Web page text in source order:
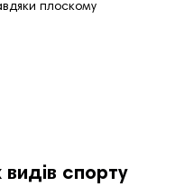
плоскому
спорту